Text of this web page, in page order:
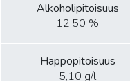
Alkoholipitoisuus
12,50 %
Happopitoisuus
5,10 g/l